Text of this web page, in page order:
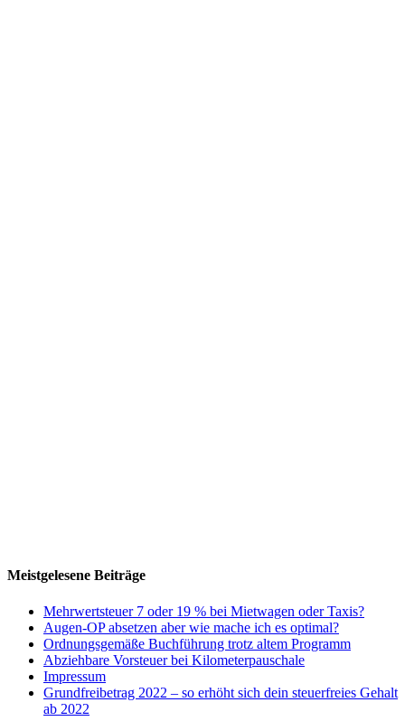
Meistgelesene Beiträge
Mehrwertsteuer 7 oder 19 % bei Mietwagen oder Taxis?
Augen-OP absetzen aber wie mache ich es optimal?
Ordnungsgemäße Buchführung trotz altem Programm
Abziehbare Vorsteuer bei Kilometerpauschale
Impressum
Grundfreibetrag 2022 – so erhöht sich dein steuerfreies Gehalt
ab 2022